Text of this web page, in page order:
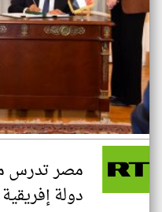
مصر تدرس
دولة إفريقية